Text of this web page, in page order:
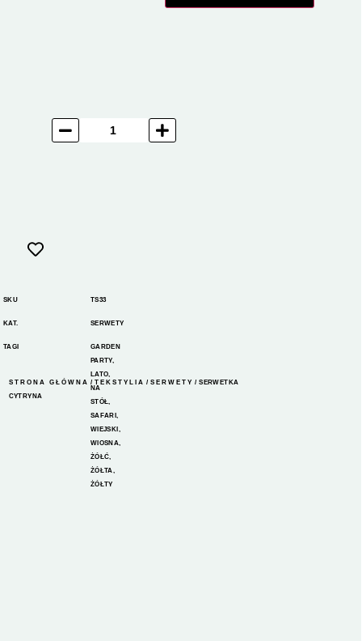
SKU TS33
KAT. SERWETY
TAGI
GARDEN
PARTY,
LATO,
NA
STÓŁ,
SAFARI,
WIEJSKI ,
WIOSNA,
ŻÓŁĆ,
ŻÓŁTA,
ŻÓŁTY
STRONA GŁÓWNA / TEKSTYLIA /SERWETY / SERWETKA
CYTRYNA